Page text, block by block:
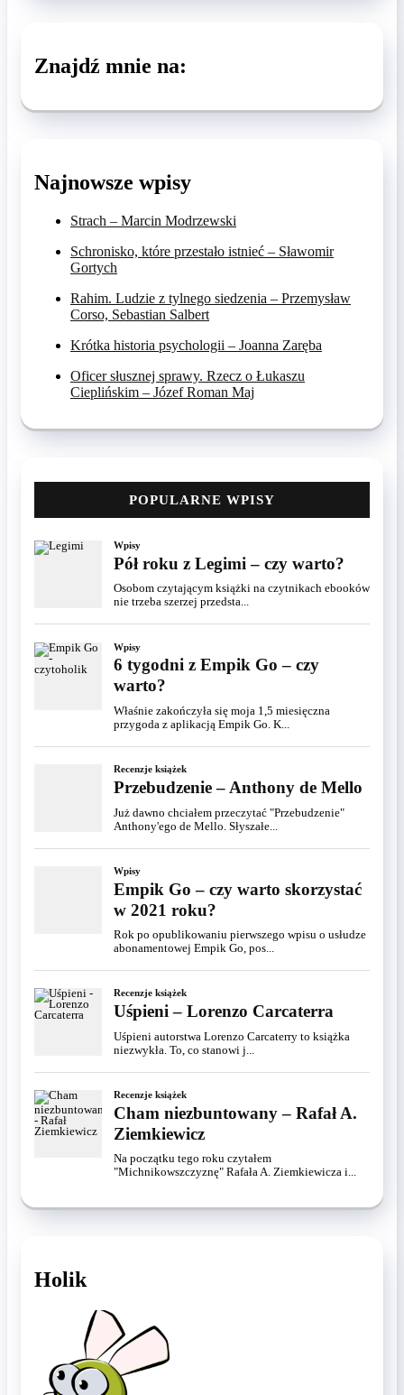
Znajdź mnie na:
Najnowsze wpisy
Strach – Marcin Modrzewski
Schronisko, które przestało istnieć – Sławomir
Gortych
Rahim. Ludzie z tylnego siedzenia – Przemysław
Corso, Sebastian Salbert
Krótka historia psychologii – Joanna Zaręba
Oficer słusznej sprawy. Rzecz o Łukaszu
Cieplińskim – Józef Roman Maj
POPULARNE WPISY
Holik